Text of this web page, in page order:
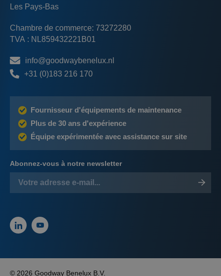
Les Pays-Bas
Chambre de commerce: 73272280
TVA : NL859432221B01
info@goodwaybenelux.nl
+31 (0)183 216 170
Fournisseur d'équipements de maintenance
Plus de 30 ans d'expérience
Équipe expérimentée avec assistance sur site
Abonnez-vous à notre newsletter
© 2026 Goodway Benelux B.V.